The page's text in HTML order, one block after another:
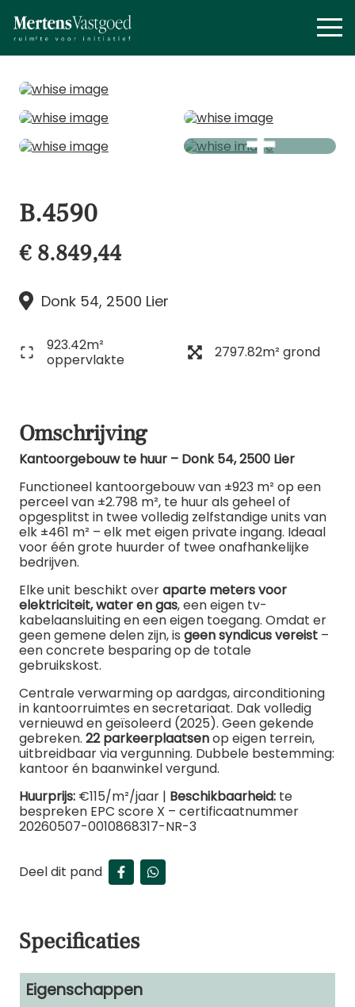
B.4590
€ 8.849,44
Donk 54, 2500 Lier
923.42m²
oppervlakte
2797.82m² grond
Omschrijving
Kantoorgebouw te huur – Donk 54, 2500 Lier
Functioneel kantoorgebouw van ±923 m² op een
perceel van ±2.798 m², te huur als geheel of
opgesplitst in twee volledig zelfstandige units van
elk ±461 m² – elk met eigen private ingang. Ideaal
voor één grote huurder of twee onafhankelijke
bedrijven.
Elke unit beschikt overaparte meters voor
elektriciteit, water en gas, een eigen tv-
kabelaansluiting en een eigen toegang. Omdat er
geen gemene delen zijn, is geen syndicus vereist –
een concrete besparing op de totale
gebruikskost.
Centrale verwarming op aardgas, airconditioning
in kantoorruimtes en secretariaat. Dak volledig
vernieuwd en geïsoleerd (2025). Geen gekende
gebreken. 22 parkeerplaatsenop eigen terrein,
uitbreidbaar via vergunning. Dubbele bestemming:
kantoor én baanwinkel vergund.
Huurprijs: €115/m²/jaar | Beschikbaarheid: te
bespreken EPC score X – certificaatnummer
20260507-0010868317-NR-3
Deel dit pand
Specificaties
Eigenschappen